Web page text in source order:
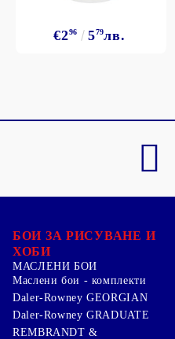
€296 579лв.
БОИ ЗА РИСУВАНЕ И
ХОБИ
МАСЛЕНИ БОИ
Маслени бои - комплекти
Daler-Rowney GEORGIAN
Daler-Rowney GRADUATE
REMBRANDT &